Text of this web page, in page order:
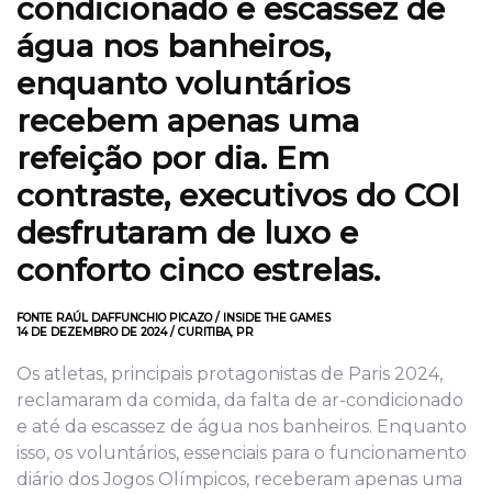
condicionado e escassez de
água nos banheiros,
enquanto voluntários
recebem apenas uma
refeição por dia. Em
contraste, executivos do COI
desfrutaram de luxo e
conforto cinco estrelas.
FONTE RAÚL DAFFUNCHIO PICAZO / INSIDE THE GAMES
14 DE DEZEMBRO DE 2024 / CURITIBA, PR
Os atletas, principais protagonistas de Paris 2024,
reclamaram da comida, da falta de ar-condicionado
e até da escassez de água nos banheiros. Enquanto
isso, os voluntários, essenciais para o funcionamento
diário dos Jogos Olímpicos, receberam apenas uma